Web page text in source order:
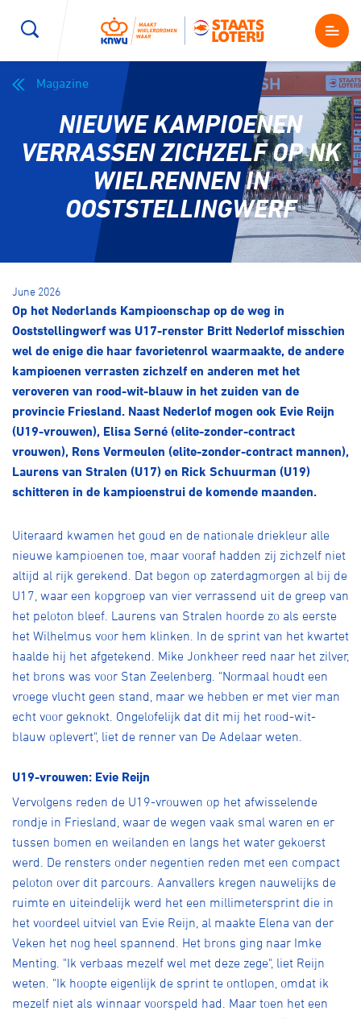
Kenniscentrum
Magazine
Nieuws
Shop
Producten en diensten
Contact
Over ons
Lid worden
Magazine
NIEUWE KAMPIOENEN
VERRASSEN ZICHZELF OP NK
WIELRENNEN IN
OOSTSTELLINGWERF
June 2026
Op het Nederlands Kampioenschap op de weg in
Ooststellingwerf was U17-renster Britt Nederlof misschien
wel de enige die haar favorietenrol waarmaakte, de andere
kampioenen verrasten zichzelf en anderen met het
veroveren van rood-wit-blauw in het zuiden van de
provincie Friesland. Naast Nederlof mogen ook Evie Reijn
(U19-vrouwen), Elisa Serné (elite-zonder-contract
vrouwen), Rens Vermeulen (elite-zonder-contract mannen),
Laurens van Stralen (U17) en Rick Schuurman (U19)
schitteren in de kampioenstrui de komende maanden.
Uiteraard kwamen het goud en de nationale driekleur alle
nieuwe kampioenen toe, maar vooraf hadden zij zichzelf niet
altijd al rijk gerekend. Dat begon op zaterdagmorgen al bij de
U17, waar een kopgroep van vier verrassend uit de greep van
het peloton bleef. Laurens van Stralen hoorde zo als eerste
het Wilhelmus voor hem klinken. In de sprint van het kwartet
haalde hij het afgetekend. Mike Jonkheer reed naar het zilver,
het brons was voor Stan Zeelenberg. "Normaal houdt een
vroege vlucht geen stand, maar we hebben er met vier man
echt voor geknokt. Ongelofelijk dat dit mij het rood-wit-
blauw oplevert", liet de renner van De Adelaar weten.
U19-vrouwen: Evie Reijn
Vervolgens reden de U19-vrouwen op het afwisselende
rondje in Friesland, waar de wegen vaak smal waren en er
tussen bomen en weilanden en langs het water gekoerst
werd. De rensters onder negentien reden met een compact
peloton over dit parcours. Aanvallers kregen nauwelijks de
ruimte en uiteindelijk werd het een millimetersprint die in
het voordeel uitviel van Evie Reijn, al maakte Elena van der
Veken het nog heel spannend. Het brons ging naar Imke
Menting. "Ik verbaas mezelf wel met deze zege", liet Reijn
weten. "Ik hoopte eigenlijk de sprint te ontlopen, omdat ik
mezelf niet als winnaar voorspeld had. Maar toen het een
Wegwielrennen Mountainbiken
Kunstwielrijden ID-Cycling
Baanwielrennen Strandrace
BMX freestyle
Veldrijden Biketrial
Pumptrack Fixed gear